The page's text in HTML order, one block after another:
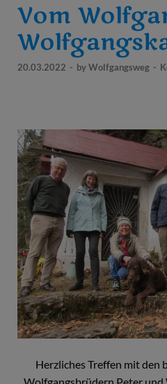
Vom
20.03.2022 - byWolfgangsweg -
Herzliches Treffen mit den